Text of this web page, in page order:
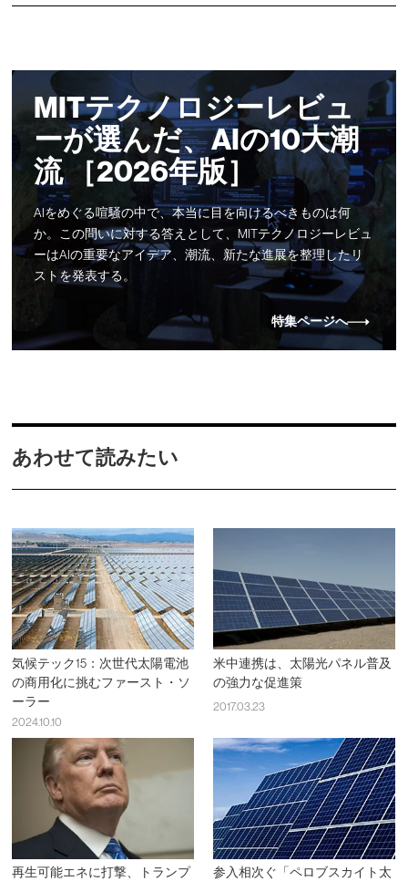
MITテクノロジーレビュ
ーが選んだ、AIの10大潮
流 ［2026年版］
AIをめぐる喧騒の中で、本当に目を向けるべきものは何
か。この問いに対する答えとして、MITテクノロジーレビュ
ーはAIの重要なアイデア、潮流、新たな進展を整理したリ
ストを発表する。
特集ページへ
あわせて読みたい
気候テック15：次世代太陽電池
の商用化に挑むファースト・ソ
ーラー
2024.10.10
米中連携は、太陽光パネル普及
の強力な促進策
2017.03.23
再生可能エネに打撃、トランプ
参入相次ぐ「ペロブスカイト太